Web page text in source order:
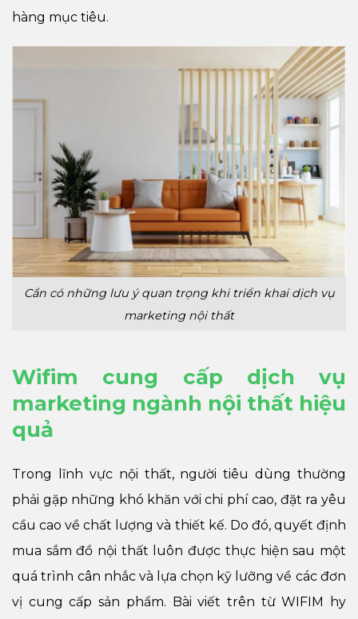
hàng mục tiêu.
Cần có những lưu ý quan trọng khi triển khai dịch vụ
marketing nội thất
Wifim cung cấp dịch vụ
marketing ngành nội thất hiệu
quả
Trong lĩnh vực nội thất, người tiêu dùng thường
phải gặp những khó khăn với chi phí cao, đặt ra yêu
cầu cao về chất lượng và thiết kế. Do đó, quyết định
mua sắm đồ nội thất luôn được thực hiện sau một
quá trình cân nhắc và lựa chọn kỹ lưỡng về các đơn
vị cung cấp sản phẩm. Bài viết trên từ WIFIM hy